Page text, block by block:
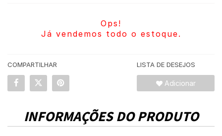
Ops!
Já vendemos todo o estoque.
COMPARTILHAR LISTA DE DESEJOS
Adicionar
INFORMAÇÕES DO PRODUTO